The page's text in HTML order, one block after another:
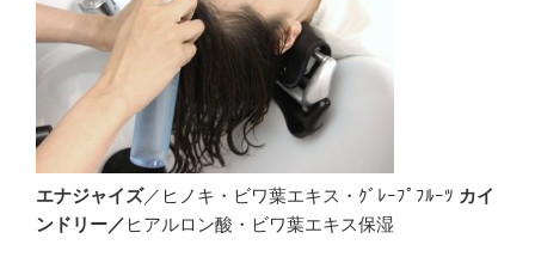
エナジャイズ／ヒノキ・ビワ葉エキス・ｸﾞﾚｰﾌﾟﾌﾙｰﾂ カイ
ンドリー／ ヒアルロン酸・ビワ葉エキス保湿